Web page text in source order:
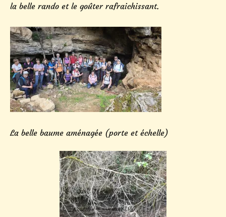
la belle rando et le goûter rafraichissant.
La belle baume aménagée (porte et échelle)